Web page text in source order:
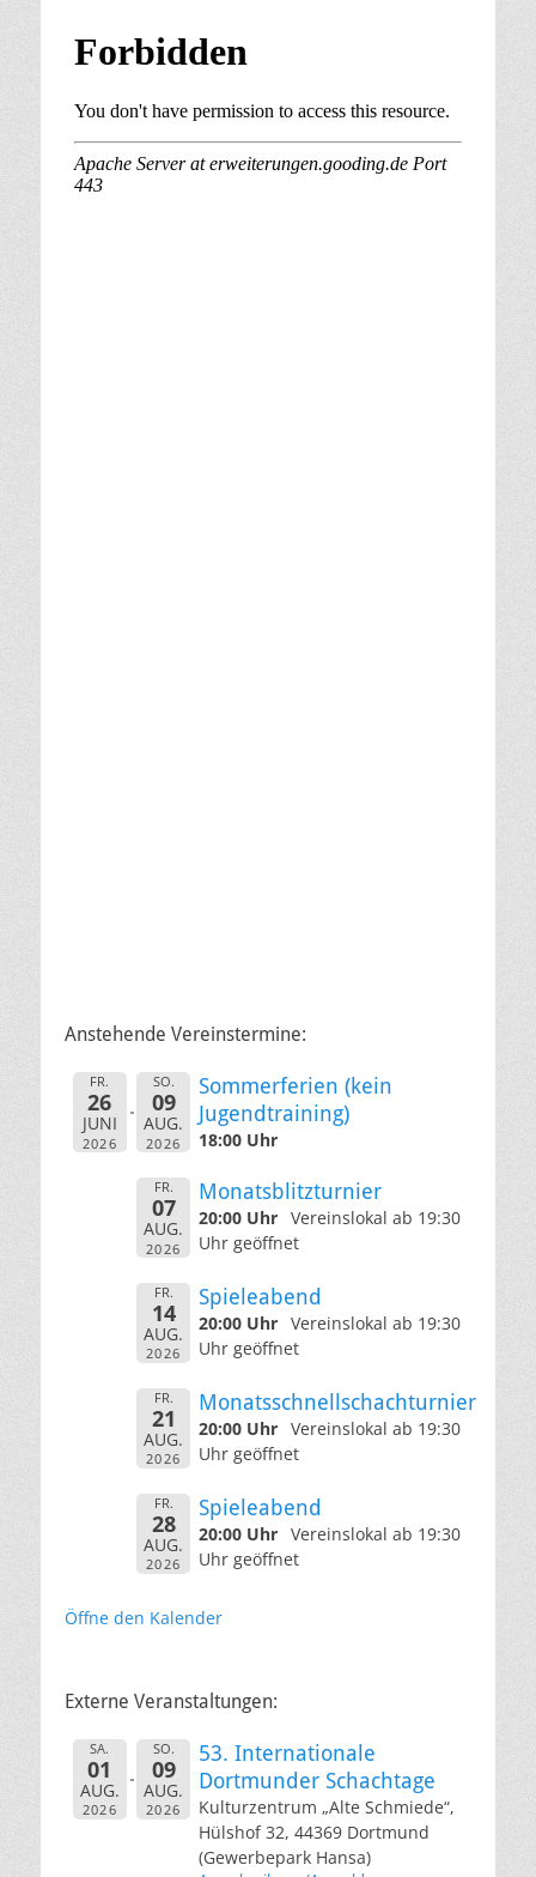
Anstehende Vereinstermine:
FR.
26
JUNI
2026
SO.
09
AUG.
2026
Sommerferien (kein
Jugendtraining)
18:00 Uhr
FR.
07
AUG.
2026
Monatsblitzturnier
20:00 Uhr Vereinslokal ab 19:30
Uhr geöffnet
FR.
14
AUG.
2026
Spieleabend
20:00 Uhr Vereinslokal ab 19:30
Uhr geöffnet
FR.
21
AUG.
2026
Monatsschnellschachturnier
20:00 Uhr Vereinslokal ab 19:30
Uhr geöffnet
FR.
28
AUG.
2026
Spieleabend
20:00 Uhr Vereinslokal ab 19:30
Uhr geöffnet
Öffne den Kalender
Externe Veranstaltungen:
SA.
01
AUG.
2026
SO.
09
AUG.
2026
53. Internationale
Dortmunder Schachtage
Kulturzentrum „Alte Schmiede“,
Hülshof 32, 44369 Dortmund
(Gewerbepark Hansa)